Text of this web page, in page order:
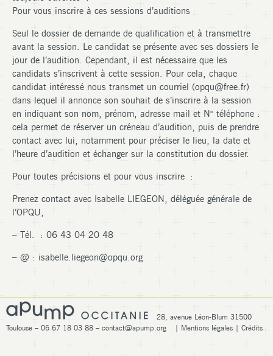
Pour vous inscrire à ces sessions d’auditions
Seul le dossier de demande de qualification et à transmettre
avant la session. Le candidat se présente avec ses dossiers le
jour de l’audition. Cependant, il est nécessaire que les
candidats s’inscrivent à cette session. Pour cela, chaque
candidat intéressé nous transmet un courriel (opqu@free.fr)
dans lequel il annonce son souhait de s’inscrire à la session
en indiquant son nom, prénom, adresse mail et N° téléphone :
cela permet de réserver un créneau d’audition, puis de prendre
contact avec lui, notamment pour préciser le lieu, la date et
l’heure d’audition et échanger sur la constitution du dossier.
Pour toutes précisions et pour vous inscrire :
Prenez contact avec Isabelle LIEGEON, déléguée générale de
l’OPQU,
– Tél. : 06 43 04 20 48
– @ : isabelle.liegeon@opqu.org
28, avenue Léon-Blum 31500
Toulouse – 06 67 18 03 88 – contact@apump.org | Mentions légales | Crédits